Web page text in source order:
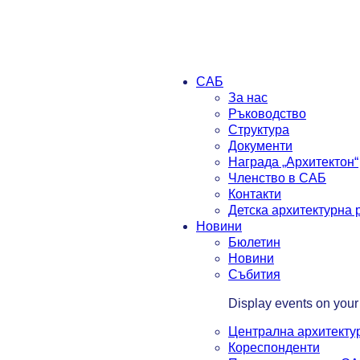
САБ
За нас
Ръководство
Структура
Документи
Награда „Архитектон“
Членство в САБ
Контакти
Детска архитектурна
Новини
Бюлетин
Новини
Събития
Display events on
Централна
Кореспонденти